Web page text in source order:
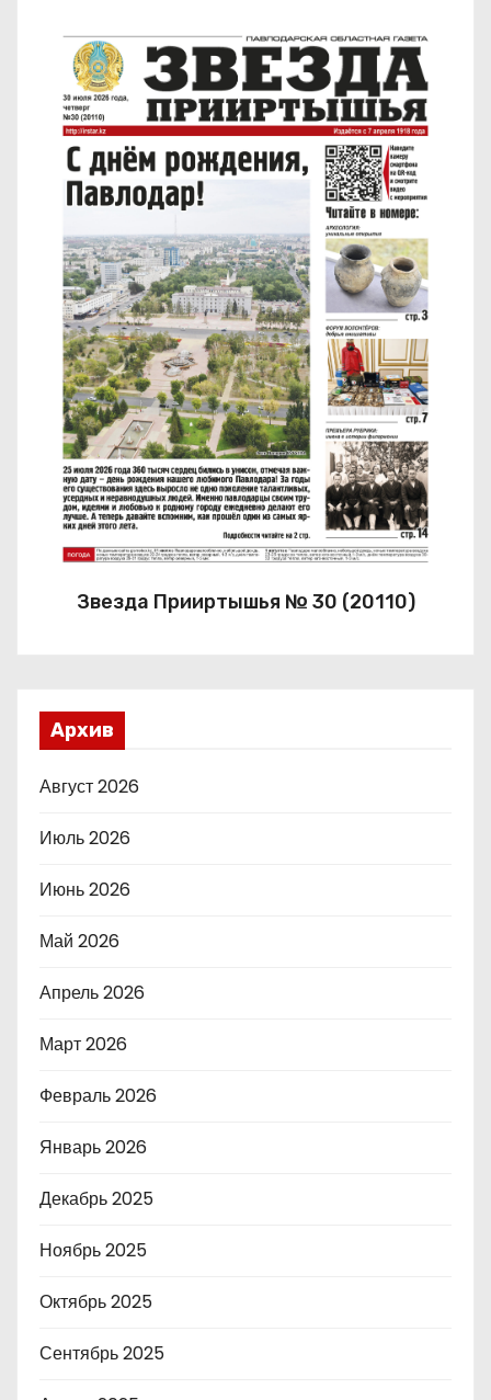
Звезда Прииртышья № 30 (20110)
Архив
Август 2026
Июль 2026
Июнь 2026
Май 2026
Апрель 2026
Март 2026
Февраль 2026
Январь 2026
Декабрь 2025
Ноябрь 2025
Октябрь 2025
Сентябрь 2025